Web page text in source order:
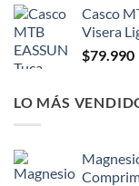
Casco
Visera
$79.990
LO MÁS